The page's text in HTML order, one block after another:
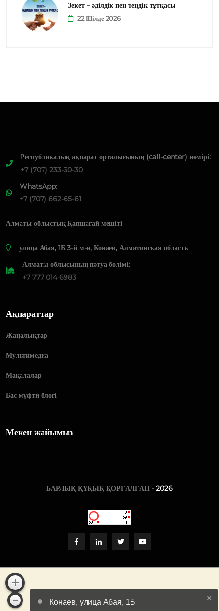
Зекет – әділдік пен теңдік тұтқасы
22 Шілде 2026
Республикалық ақпарат орталығының (call-center) нөмірі:
+7 (707) 233-30-30
WhatsApp:
+7 (707) 662-65-61
Алматы облыстық Қапшағай мешіті
​улица Абая, 1Б 3-й м-н, Конаев, Алматинская область
Алматы облысының пәтуа бөлімі:
+7 777 014 6983
Ақпараттар
Жаңалықтар
Мультимедиа
Мақалалар
Бас мүфти блогі
Мекен жайымыз
БАРЛЫҚ ҚҰҚЫҚ ҚОРҒАЛҒАН - 2026